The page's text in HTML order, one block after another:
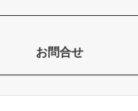
お問合せ